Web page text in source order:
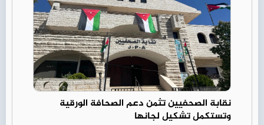
نقابة الصحفيين تثمن دعم الصحافة الورقية
وتستكمل تشكيل لجانها